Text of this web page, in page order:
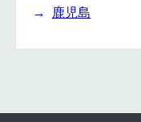
鹿児島